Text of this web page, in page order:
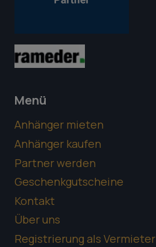
Menü
Anhänger mieten
Anhänger kaufen
Partner werden
Geschenkgutscheine
Kontakt
Über uns
Registrierung als Vermieter